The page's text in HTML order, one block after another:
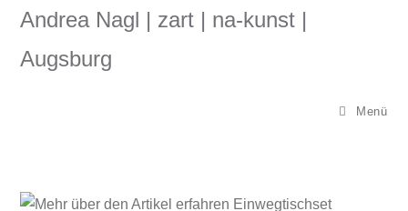
Andrea Nagl | zart | na-kunst |
Augsburg
Menü